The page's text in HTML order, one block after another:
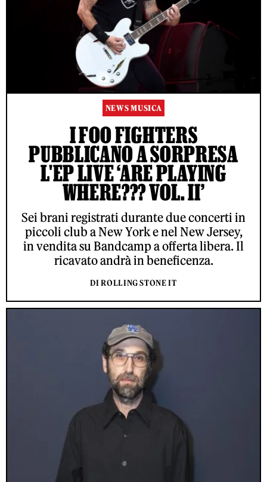
NEWS MUSICA
I FOO FIGHTERS
PUBBLICANO A SORPRESA
L'EP LIVE ‘ARE PLAYING
WHERE??? VOL. II’
Sei brani registrati durante due concerti in
piccoli club a New York e nel New Jersey,
in vendita su Bandcamp a offerta libera. Il
ricavato andrà in beneficenza.
DI ROLLING STONE IT